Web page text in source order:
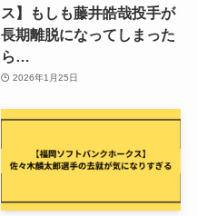
ス】もしも藤井皓哉投手が
長期離脱になってしまった
ら…
2026年1月25日